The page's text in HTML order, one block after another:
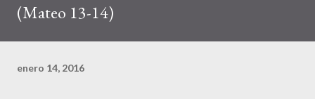
(Mateo 13-14)
enero 14, 2016